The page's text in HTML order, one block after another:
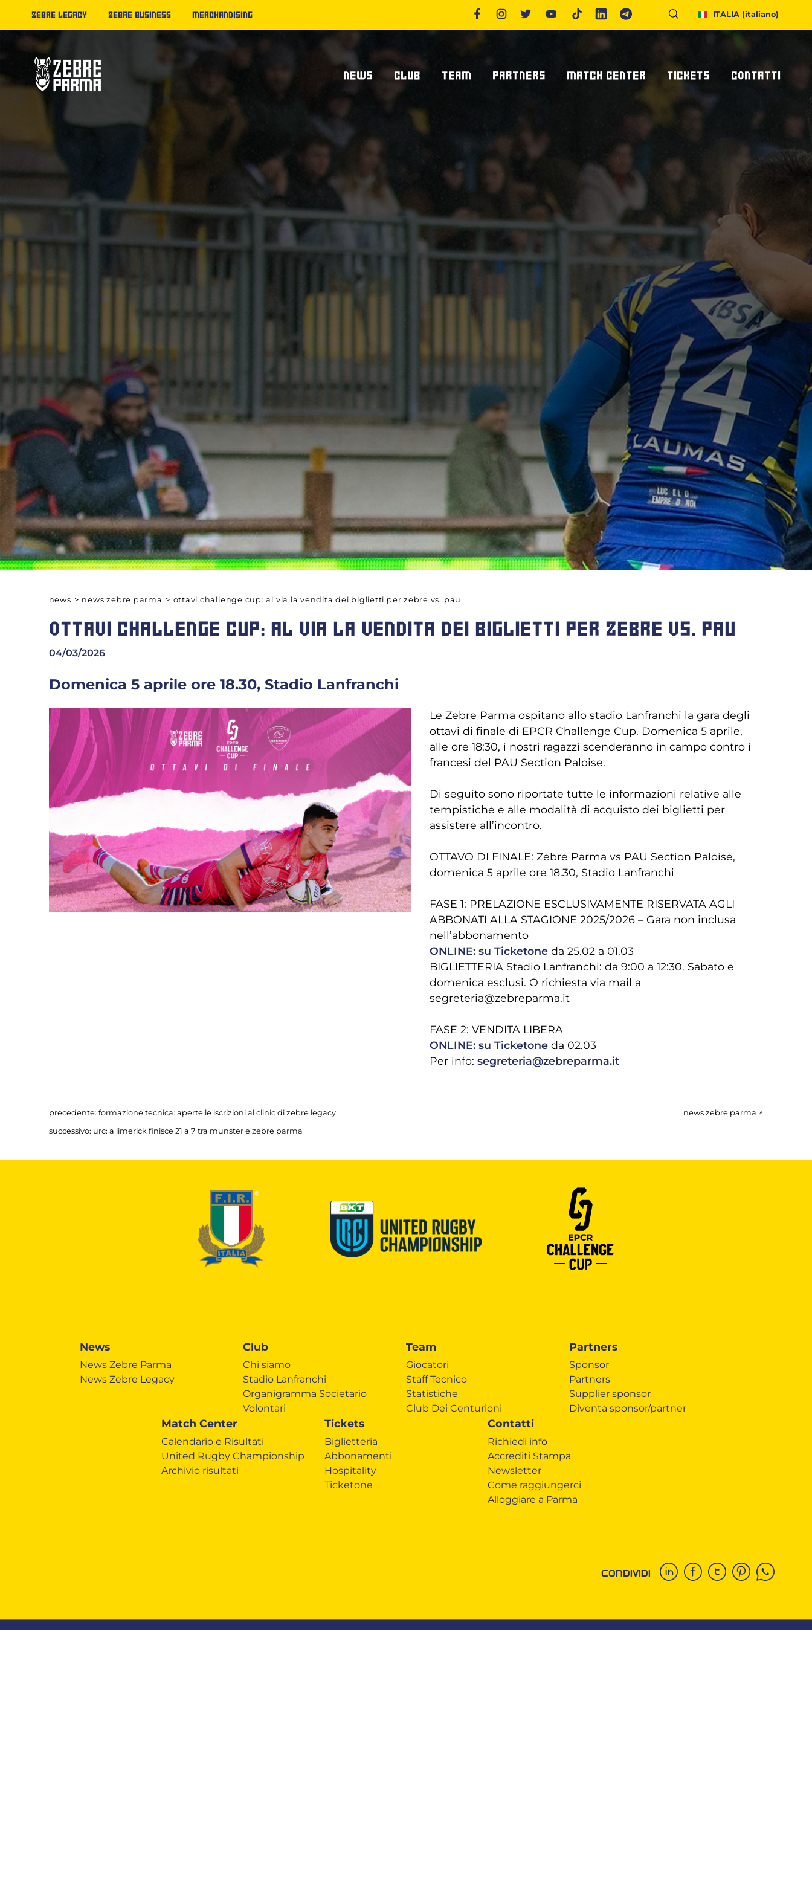
ZEBRE LEGACY ZEBRE BUSINESS MERCHANDISING ITALIA (italiano)
NEWS
News Zebre Parma
News Zebre Legacy
CLUB
Chi Siamo
TEAM
Club Dei Centurioni
PARTNERS
Diventa Sponsor/partner
MATCH CENTER
Archivio Risultati
TICKETS
Biglietteria
Ticketone
CONTATTI
Newsletter
Come Raggiungerci
news > news zebre parma > ottavi challenge cup: al via la vendita dei biglietti per zebre vs. pau
OTTAVI CHALLENGE CUP: AL VIA LA VENDITA DEI BIGLIETTI PER ZEBRE VS. PAU
04/03/2026
Domenica 5 aprile ore 18.30, Stadio Lanfranchi
Le Zebre Parma ospitano allo stadio Lanfranchi la gara degli
ottavi di finale di EPCR Challenge Cup. Domenica 5 aprile,
alle ore 18:30, i nostri ragazzi scenderanno in campo contro i
francesi del PAU Section Paloise.
Di seguito sono riportate tutte le informazioni relative alle
tempistiche e alle modalità di acquisto dei biglietti per
assistere all’incontro.
OTTAVO DI FINALE: Zebre Parma vs PAU Section Paloise,
domenica 5 aprile ore 18.30, Stadio Lanfranchi
FASE 1: PRELAZIONE ESCLUSIVAMENTE RISERVATA AGLI
ABBONATI ALLA STAGIONE 2025/2026 – Gara non inclusa
nell’abbonamento
ONLINE: su Ticketoneda 25.02 a 01.03
BIGLIETTERIA Stadio Lanfranchi: da 9:00 a 12:30. Sabato e
domenica esclusi.​ O richiesta via mail a
segreteria@zebreparma.it
FASE 2: VENDITA LIBERA
ONLINE: su Ticketoneda 02.03
Per info: segreteria@zebreparma.it
precedente: formazione tecnica: aperte le iscrizioni al clinic di zebre legacy
successivo: urc: a limerick finisce 21 a 7 tra munster e zebre parma
news zebre parma
News
News Zebre Parma
News Zebre Legacy
Club
Chi siamo
Stadio Lanfranchi
Organigramma Societario
Volontari
Team
Giocatori
Staff Tecnico
Statistiche
Club Dei Centurioni
Partners
Sponsor
Partners
Supplier sponsor
Diventa sponsor/partner
Match Center
Calendario e Risultati
United Rugby Championship
Archivio risultati
Tickets
Biglietteria
Abbonamenti
Hospitality
Ticketone
Contatti
Richiedi info
Accrediti Stampa
Newsletter
Come raggiungerci
Alloggiare a Parma
CONDIVIDI